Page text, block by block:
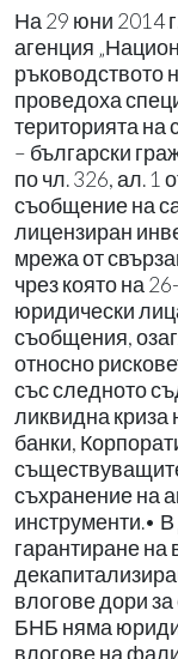
На 29 юни 2014
агенция
ръководството
проведоха
територията на
– български
по чл. 326, ал. 1
съобщение на
лицензиран
мрежа от
чрез която на
юридически
съобщения,
относно
със следното
ликвидна криза
банки,
съхранение на
инструменти.•
гарантиране на
влогове дори
БНБ няма
влогове на